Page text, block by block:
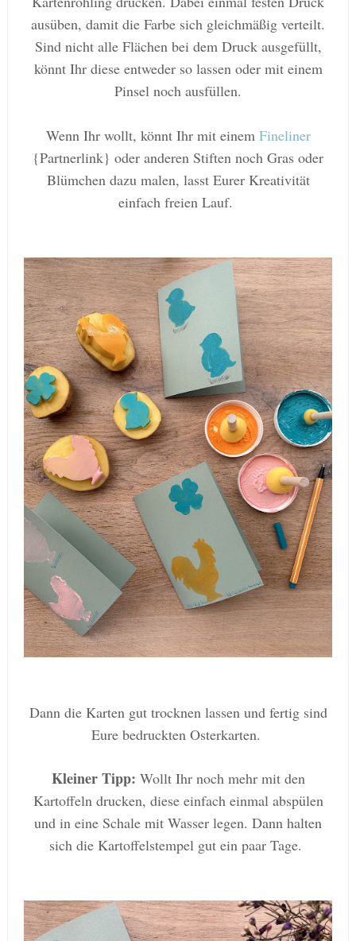
ausüben, damit die Farbe sich gleichmäßig verteilt.
Sind nicht alle Flächen bei dem Druck ausgefüllt,
könnt Ihr diese entweder so lassen oder mit einem
Pinsel noch ausfüllen.
Wenn Ihr wollt, könnt Ihr mit einem Fineliner
{Partnerlink} oder anderen Stiften noch Gras oder
Blümchen dazu malen, lasst Eurer Kreativität
einfach freien Lauf.
Dann die Karten gut trocknen lassen und fertig sind
Eure bedruckten Osterkarten.
Kleiner Tipp: Wollt Ihr noch mehr mit den
Kartoffeln drucken, diese einfach einmal abspülen
und in eine Schale mit Wasser legen. Dann halten
sich die Kartoffelstempel gut ein paar Tage.